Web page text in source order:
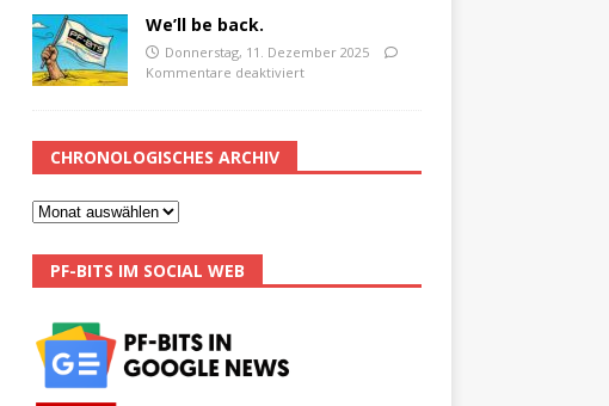
We’ll be back.
Donnerstag, 11. Dezember 2025
Kommentare deaktiviert
CHRONOLOGISCHES ARCHIV
PF-BITS IM SOCIAL WEB